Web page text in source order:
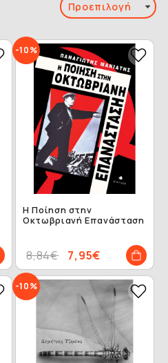
-10%
Η Ποίηση στην
Οκτωβριανή Επανάσταση
7,95€
8,84€
-10%